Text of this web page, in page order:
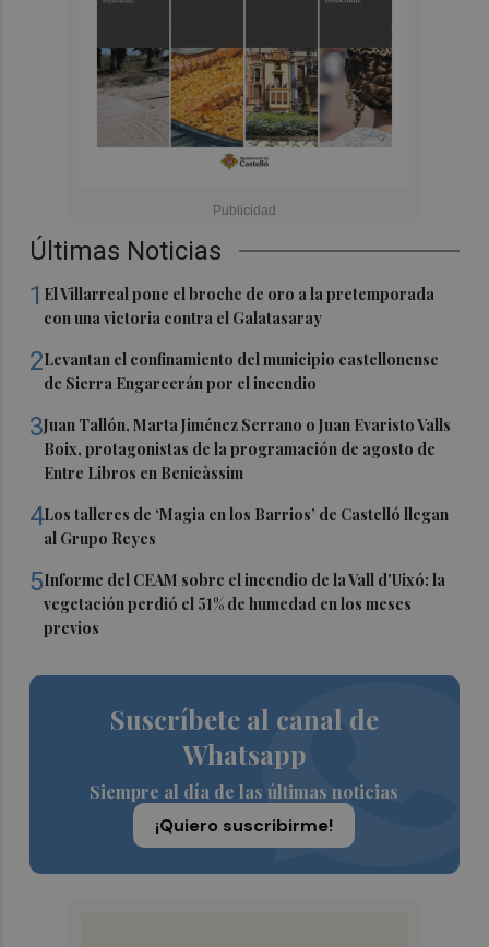
Últimas Noticias
1 El Villarreal pone el broche de oro a la pretemporada
con una victoria contra el Galatasaray
2Levantan el confinamiento del municipio castellonense
de Sierra Engarcerán por el incendio
3Juan Tallón, Marta Jiménez Serrano o Juan Evaristo Valls
Boix, protagonistas de la programación de agosto de
Entre Libros en Benicàssim
4Los talleres de ‘Magia en los Barrios’ de Castelló llegan
al Grupo Reyes
5Informe del CEAM sobre el incendio de la Vall d'Uixó: la
vegetación perdió el 51% de humedad en los meses
previos
Suscríbete al canal de
Whatsapp
Siempre al día de las últimas noticias
¡Quiero suscribirme!